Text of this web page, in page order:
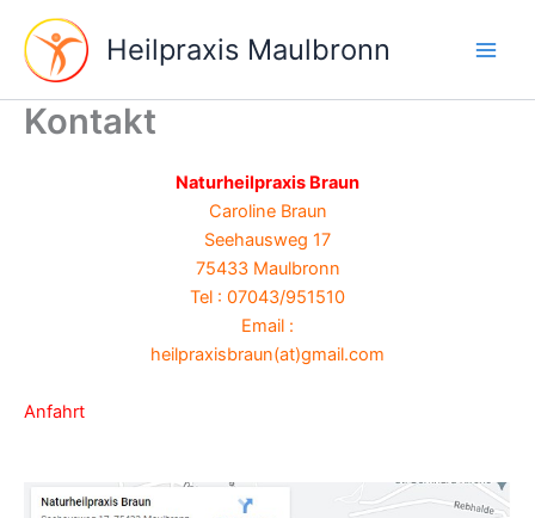
contenu
Heilpraxis Maulbronn
Kontakt
Naturheilpraxis Braun
Caroline Braun
Seehausweg 17
75433 Maulbronn
Tel : 07043/951510
Email :
heilpraxisbraun(at)gmail.com
Anfahrt